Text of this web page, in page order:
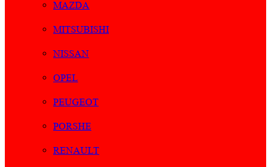
MAZDA
MITSUBISHI
NISSAN
OPEL
PEUGEOT
PORSHE
RENAULT